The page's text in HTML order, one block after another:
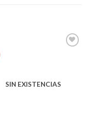
SIN EXISTENCIAS